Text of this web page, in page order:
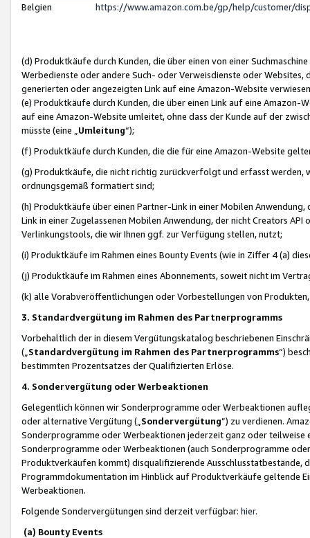
Belgien
https://www.amazon.com.be/gp/help/customer/
(d) Produktkäufe durch Kunden, die über einen von einer
Werbedienste oder andere Such- oder Verweisdienste oder Websites,
generierten oder angezeigten Link auf eine Amazon-Website
(e) Produktkäufe durch Kunden, die über einen Link auf eine
auf eine Amazon-Website umleitet, ohne dass der Kunde auf der
müsste (eine „ Umleitung“);
(f) Produktkäufe durch Kunden, die die für eine Amazon-Website
(g) Produktkäufe, die nicht richtig zurückverfolgt und erfasst werden,
ordnungsgemäß formatiert sind;
(h) Produktkäufe über einen Partner-Link in einer Mobilen
Link in einer Zugelassenen Mobilen Anwendung, der nicht Creators
Verlinkungstools, die wir Ihnen ggf. zur Verfügung stellen, nutzt;
(i) Produktkäufe im Rahmen eines Bounty Events (wie in Ziffer 4 (a)
(j) Produktkäufe im Rahmen eines Abonnements, soweit nicht im
(k) alle Vorabveröffentlichungen oder Vorbestellungen von
3. Standardvergütung im Rahmen des Partnerprogramms
Vorbehaltlich der in diesem Vergütungskatalog beschriebenen
(„ Standardvergütung im Rahmen des Partnerprogramms“)
bestimmten Prozentsatzes der Qualifizierten Erlöse.
4. Sondervergütung oder Werbeaktionen
Gelegentlich können wir Sonderprogramme oder Werbeaktionen
oder alternative Vergütung („ Sondervergütung”) zu verdienen.
Sonderprogramme oder Werbeaktionen jederzeit ganz oder
Sonderprogramme oder Werbeaktionen (auch Sonderprogramme
Produktverkäufen kommt) disqualifizierende Ausschlusstatbestände,
Programmdokumentation im Hinblick auf Produktverkäufe geltende
Werbeaktionen.
Folgende Sondervergütungen sind derzeit verfügbar: hier.
(a) Bounty Events